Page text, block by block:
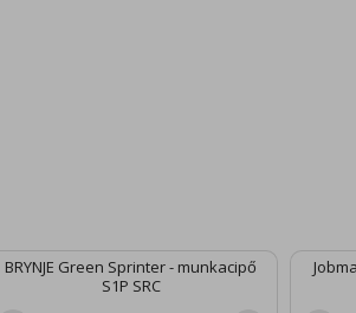
BRYNJE Green Sprinter - munkacipő
S1P SRC